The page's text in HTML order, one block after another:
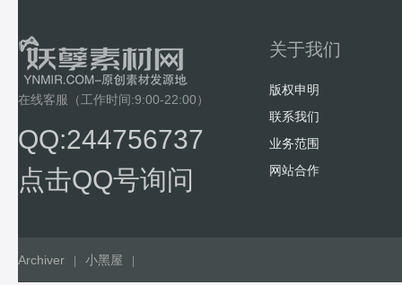
在线客服（工作时间:9:00-22:00）
QQ:244756737
点击QQ号询问
关于我们
版权申明
联系我们
业务范围
网站合作
Archiver 小黑屋